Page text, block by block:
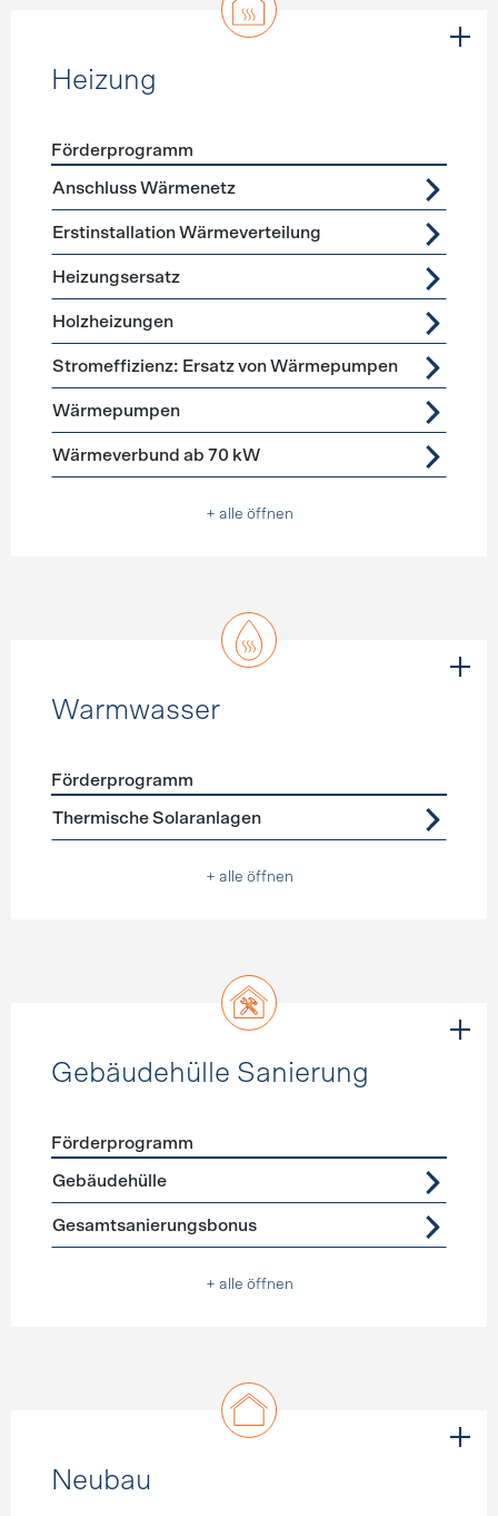
Heizung
Förderprogramme
Förderprogramm
Anschluss Wärmenetz
Erstinstallation Wärmeverteilung
Heizungsersatz
Holzheizungen
Stromeffizienz: Ersatz von Wärmepumpen
Wärmepumpen
Wärmeverbund ab 70 kW
+ alle öffnen
Warmwasser
Förderprogramme Warmwasser
Förderprogramm
Thermische Solaranlagen
+ alle öffnen
Gebäudehülle Sanierung
Förderprogramme
Förderprogramm
Gebäudehülle
Gesamtsanierungsbonus
+ alle öffnen
Neubau